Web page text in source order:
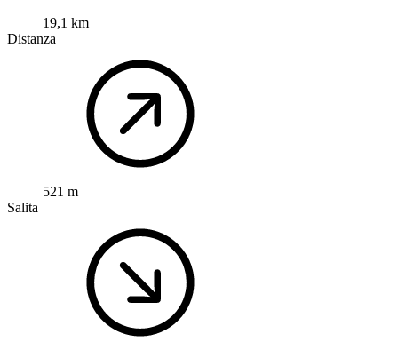
19,1 km
Distanza
521 m
Salita